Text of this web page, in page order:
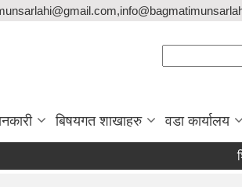
बिषयगत शाखाहरु वडा कार्यालय